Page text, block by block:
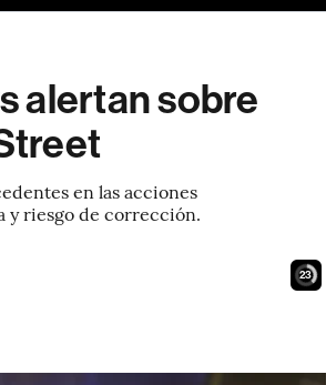
alertan sobre
en las acciones
y riesgo de corrección.
22